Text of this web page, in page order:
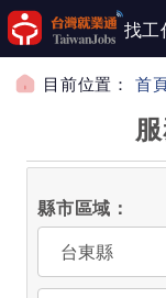
跳到主要內容
找工
目前位置： 首
縣市區域：
選擇縣市
選擇區域